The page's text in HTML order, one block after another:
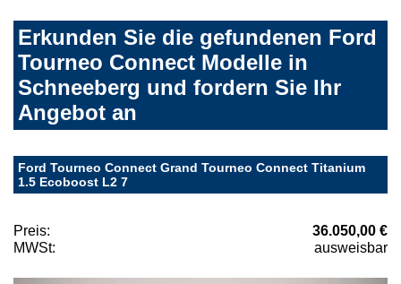
Erkunden Sie die gefundenen Ford
Tourneo Connect Modelle in
Schneeberg und fordern Sie Ihr
Angebot an
Ford Tourneo Connect Grand Tourneo Connect Titanium
1.5 Ecoboost L2 7
Preis:
36.050,00 €
MWSt:
ausweisbar